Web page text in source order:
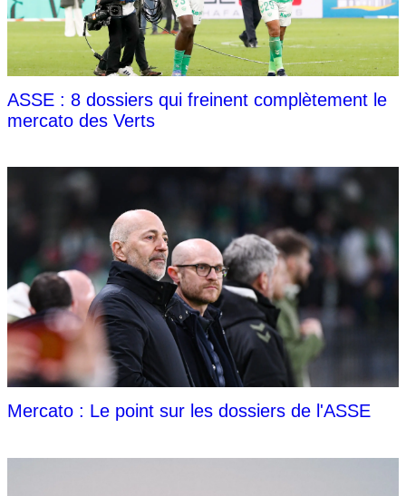
ASSE : 8 dossiers qui freinent complètement le
mercato des Verts
Mercato : Le point sur les dossiers de l'ASSE